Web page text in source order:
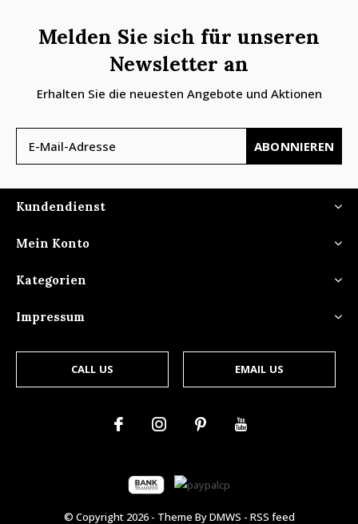
Melden Sie sich für unseren
Newsletter an
Erhalten Sie die neuesten Angebote und Aktionen
ABONNIEREN
Kundendienst
Mein Konto
Kategorien
Impressum
CALL US EMAIL US
© Copyright 2026- Theme ByDMWS - RSS feed